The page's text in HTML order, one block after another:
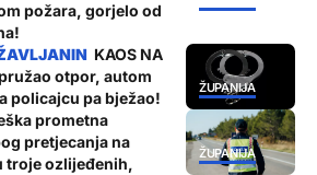
požara, gorjelo od
ŽUPANIJA
KAOS NA
otpor, autom
policajcu pa bježao!
ŽUPANIJA
prometna
pretjecanja na
troje ozlijeđenih,